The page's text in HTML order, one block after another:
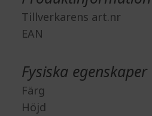
Tillverkarens art.nr
EAN
Fysiska egenskaper
Färg
Höjd